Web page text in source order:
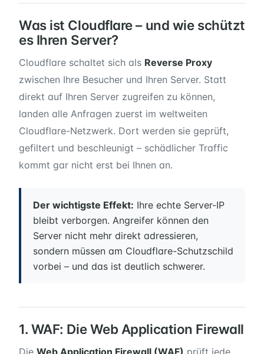
Was ist Cloudflare – und wie schützt
es Ihren Server?
Cloudflare schaltet sich als Reverse Proxy
zwischen Ihre Besucher und Ihren Server. Statt
direkt auf Ihren Server zugreifen zu können,
landen alle Anfragen zuerst im weltweiten
Cloudflare-Netzwerk. Dort werden sie geprüft,
gefiltert und beschleunigt – schädlicher Traffic
kommt gar nicht erst bei Ihnen an.
Der wichtigste Effekt: Ihre echte Server-IP
bleibt verborgen. Angreifer können den
Server nicht mehr direkt adressieren,
sondern müssen am Cloudflare-Schutzschild
vorbei – und das ist deutlich schwerer.
1. WAF: Die Web Application Firewall
Die Web Application Firewall (WAF) prüft jede